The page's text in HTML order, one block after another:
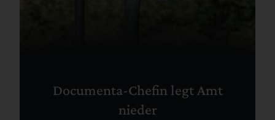
Documenta-Chefin legt Amt
nieder